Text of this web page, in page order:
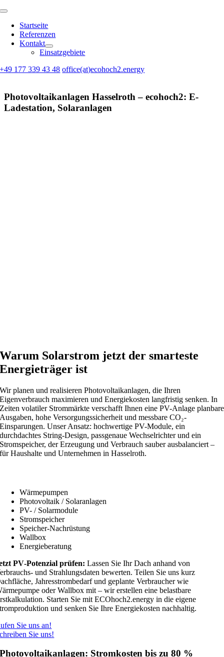
Skip
content
Toggle
NavigationStartseite
Referenzen
Kontakt
Einsatzgebiete
+49 177 339 43 48 office(at)ecohoch2.energy
Photovoltaikanlagen Hasselroth – ecohoch2: E-
Ladestation, Solaranlagen
Warum Solarstrom jetzt der smarteste
Energieträger ist
Wir planen und realisieren Photovoltaikanlagen, die Ihren
Eigenverbrauch maximieren und Energiekosten langfristig senken. In
Zeiten volatiler Strommärkte verschafft Ihnen eine PV-Anlage planbare
Ausgaben, hohe Versorgungssicherheit und messbare CO₂-
Einsparungen. Unser Ansatz: hochwertige PV-Module, ein
durchdachtes String-Design, passgenaue Wechselrichter und ein
Stromspeicher, der Erzeugung und Verbrauch sauber ausbalanciert –
für Haushalte und Unternehmen in Hasselroth.
Wärmepumpen
Photovoltaik / Solaranlagen
PV- / Solarmodule
Stromspeicher
Speicher-Nachrüstung
Wallbox
Energieberatung
PV‑Potenzial prüfen: Lassen Sie Ihr Dach anhand von
und Strahlungsdaten bewerten. Teilen Sie uns kurz
Jahresstrombedarf und geplante Verbraucher wie
oder Wallbox mit – wir erstellen eine belastbare
Starten Sie mit ECOhoch2.energy in die eigene
und senken Sie Ihre Energiekosten nachhaltig.
Sie uns an!
Sie uns!
Photovoltaikanlagen: Stromkosten bis zu 80 %